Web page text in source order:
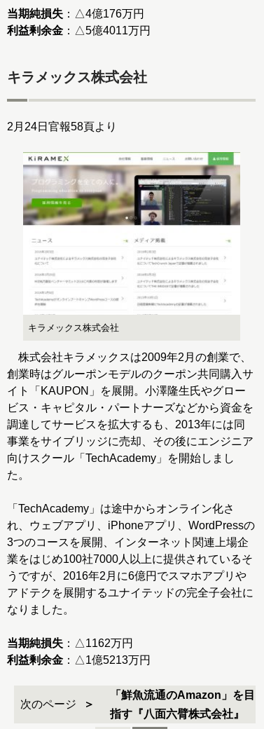
当期純損失
利益剰余金 ：△5億4011万円
キラメックス株式会社
2月24日官報58頁より
キラメックス株式会社
株式会社キラメックスは2009年2月の創業で、
創業時はグルーポンモデルのクーポン共同購入サ
イト「KAUPON」を展開。小澤隆生氏やグロー
ビス・キャピタル・パートナーズなどから資金を
調達してサービスを拡大するも、2013年には同
事業をサイブリッジに売却、その後にエンジニア
向けスクール「TechAcademy」を開始しまし
た。
「TechAcademy」は途中からオンライン化さ
れ、ウェブアプリ、iPhoneアプリ、WordPressの
3つのコースを展開、インターネット関連上場企
業をはじめ100社7000人以上に提供されているそ
うですが、2016年2月に6億円でスマホアプリや
アドテクを展開するユナイテッドの完全子会社に
なりました。
当期純損失
利益剰余金 ：△1億5213万円
次のページ
「鮮魚流通のAmazon」を目
指す『八面六臂株式会社』